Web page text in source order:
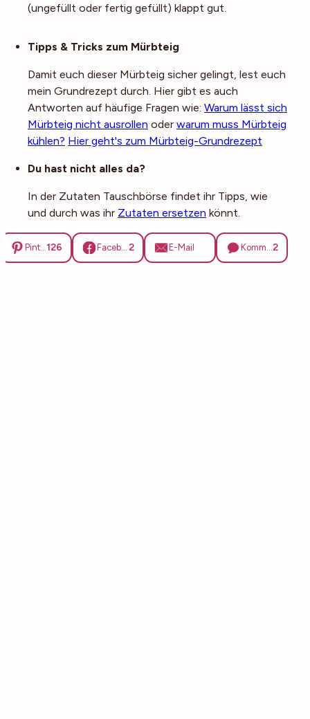
(ungefüllt oder fertig gefüllt) klappt gut.
Tipps & Tricks zum Mürbteig
Damit euch dieser Mürbteig sicher gelingt, lest euch
mein Grundrezept durch. Hier gibt es auch
Antworten auf häufige Fragen wie: Warum lässt sich
Mürbteig nicht ausrollen oder warum muss Mürbteig
kühlen? Hier geht's zum Mürbteig-Grundrezept
Du hast nicht alles da?
In der Zutaten Tauschbörse findet ihr Tipps, wie
und durch was ihr Zutaten ersetzen könnt.
126 2 E-Mail 2